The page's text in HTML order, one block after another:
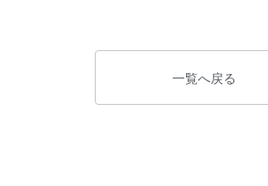
一覧へ戻る